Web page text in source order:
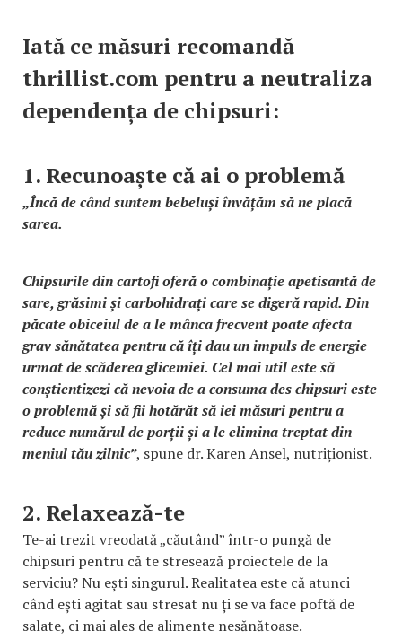
Iată ce măsuri recomandă
thrillist.com pentru a neutraliza
dependența de chipsuri:
1. Recunoaște că ai o problemă
„Încă de când suntem bebeluși învățăm să ne placă
sarea.
Chipsurile din cartofi oferă o combinație apetisantă de
sare, grăsimi și carbohidrați care se digeră rapid. Din
păcate obiceiul de a le mânca frecvent poate afecta
grav sănătatea pentru că îți dau un impuls de energie
urmat de scăderea glicemiei. Cel mai util este să
conștientizezi că nevoia de a consuma des chipsuri este
o problemă și să fii hotărăt să iei măsuri pentru a
reduce numărul de porții și a le elimina treptat din
meniul tău zilnic”, spune dr. Karen Ansel, nutriționist.
2. Relaxează-te
Te-ai trezit vreodată „căutând” într-o pungă de
chipsuri pentru că te stresează proiectele de la
serviciu? Nu ești singurul. Realitatea este că atunci
când ești agitat sau stresat nu ți se va face poftă de
salate, ci mai ales de alimente nesănătoase.